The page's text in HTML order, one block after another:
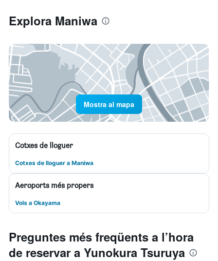
Explora Maniwa
Mostra al mapa
Cotxes de lloguer
Cotxes de lloguer a Maniwa
Aeroports més propers
Vols a Okayama
Preguntes més freqüents a l’hora
de reservar a Yunokura Tsuruya